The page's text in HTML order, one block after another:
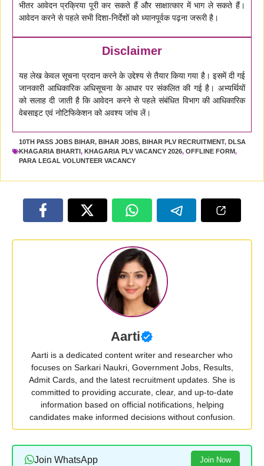
भीतर आवेदन प्रक्रिया पूरी कर सकते हैं और साक्षात्कार में भाग ले सकते हैं।
आवेदन करने से पहले सभी दिशा-निर्देशों को ध्यानपूर्वक पढ़ना जरूरी है।
Disclaimer
यह लेख केवल सूचना प्रदान करने के उद्देश्य से तैयार किया गया है। इसमें दी गई
जानकारी आधिकारिक अधिसूचना के आधार पर संकलित की गई है। अभ्यर्थियों
को सलाह दी जाती है कि आवेदन करने से पहले संबंधित विभाग की आधिकारिक
वेबसाइट एवं नोटिफिकेशन को अवश्य जांच लें।
10TH PASS JOBS BIHAR, BIHAR JOBS, BIHAR PLV RECRUITMENT, DLSA
KHAGARIA BHARTI, KHAGARIA PLV VACANCY 2026, OFFLINE FORM,
PARA LEGAL VOLUNTEER VACANCY
Aarti
Aarti is a dedicated content writer and researcher who
focuses on Sarkari Naukri, Government Jobs, Results,
Admit Cards, and the latest recruitment updates. She is
committed to providing accurate, clear, and up-to-date
information based on official notifications, helping
candidates make informed decisions without confusion.
Join WhatsApp Join Now